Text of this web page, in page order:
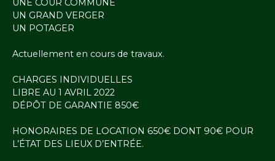
UNE COUR COMMUNE
UN GRAND VERGER
UN POTAGER
Actuellement en cours de travaux.
CHARGES INDIVIDUELLES
LIBRE AU 1 AVRIL 2022
DÉPÔT DE GARANTIE 850€
HONORAIRES DE LOCATION 650€ DONT 90€ POUR
L’ÉTAT DES LIEUX D’ENTRÉE.